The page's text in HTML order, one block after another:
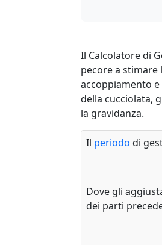
Il Calcolatore di
pecore a stimare
accoppiamento
della cucciolata,
la gravidanza.
Il periodo di
Dove gli
dei parti